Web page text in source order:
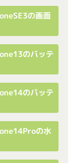
の画面
のバッテ
のバッテ
の水